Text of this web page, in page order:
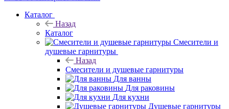
Каталог
Назад
Каталог
Смесители и
душевые гарнитуры
Назад
Смесители и душевые гарнитуры
Для ванны
Для раковины
Для кухни
Душевые гарнитуры